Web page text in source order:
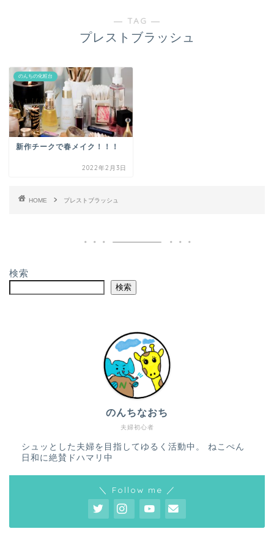
― TAG ―
プレストブラッシュ
のんちの化粧台
新作チークで春メイク！！！
2022年2月3日
HOME プレストブラッシュ
検索
検索
夫婦初心者
のんちなおち
シュッとした夫婦を目指してゆるく活動中。 ねこぺん
日和に絶賛ドハマリ中
＼ Follow me ／